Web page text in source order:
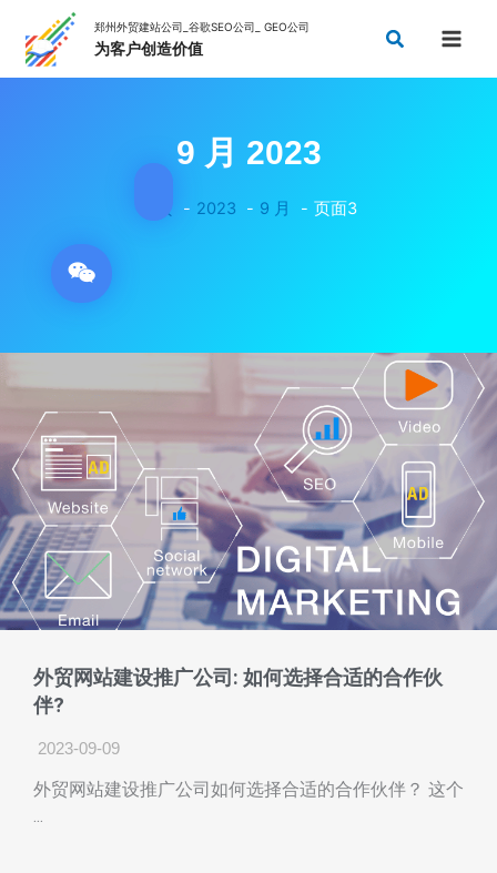
搜
9 月 2023
首页 2023 9 月 页面3
外贸网站建设推广公司: 如何选择合适的合作伙
伴?
2023-09-09
外贸网站建设推广公司如何选择合适的合作伙伴？ 这个